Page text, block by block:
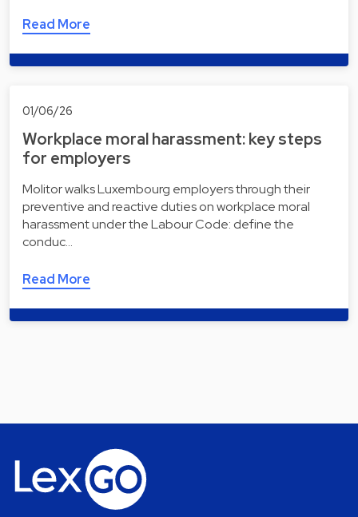
Read More
01/06/26
Workplace moral harassment: key steps
for employers
Molitor walks Luxembourg employers through their
preventive and reactive duties on workplace moral
harassment under the Labour Code: define the
conduc…
Read More